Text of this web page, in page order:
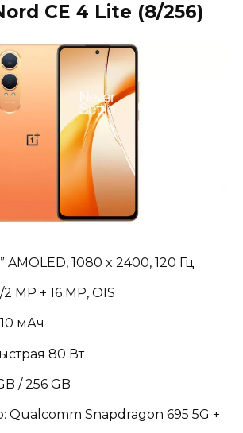
CE 4 Lite (8/256)
AMOLED, 1080 x 2400, 120 Гц
MP + 16 MP, OIS
мАч
80 Вт
/ 256 GB
Qualcomm Snapdragon 695 5G +